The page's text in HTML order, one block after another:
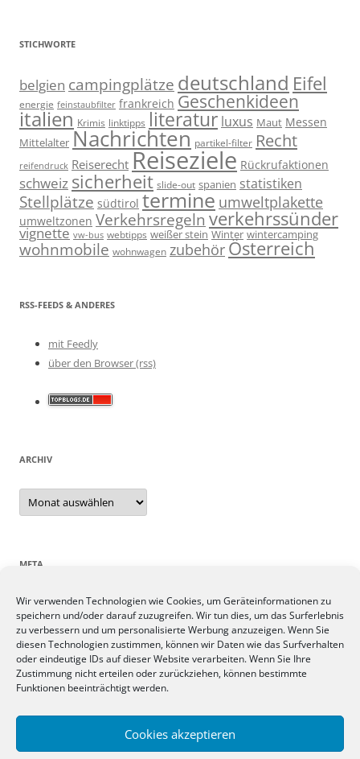
Wir verwenden Technologien wie Cookies, um Geräteinformationen zu
speichern und/oder darauf zuzugreifen. Wir tun dies, um das Surferlebnis
zu verbessern und um personalisierte Werbung anzuzeigen. Wenn Sie
diesen Technologien zustimmen, können wir Daten wie das Surfverhalten
oder eindeutige IDs auf dieser Website verarbeiten. Wenn Sie Ihre
Zustimmung nicht erteilen oder zurückziehen, können bestimmte
Funktionen beeinträchtigt werden.
Cookies akzeptieren
STICHWORTE
belgien campingplätze deutschland Eifel
energie feinstaubfilter frankreich Geschenkideen
italien Krimis linktipps literatur luxus Maut Messen
Mittelalter Nachrichten partikel-filter Recht
reifendruck Reiserecht Reiseziele Rückrufaktionen
schweiz sicherheit slide-out spanien statistiken
Stellplätze südtirol termine umweltplakette
umweltzonen Verkehrsregeln verkehrssünder
vignette vw-bus webtipps weißer stein Winter wintercamping
wohnmobile wohnwagen zubehör Österreich
RSS-FEEDS & ANDERES
mit Feedly
über den Browser (rss)
ARCHIV
Archiv
META
Anmelden
Eintrags-Feed
Kommentar-Feed
WordPress.org
SIEBEN TAGE, SIEBEN THEMEN